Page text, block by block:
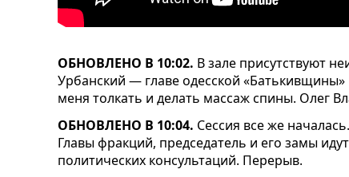
ОБНОВЛЕНО В 10:02. В зале присутствуют
Урбанский — главе одесской
меня толкать и делать массаж спины. Олег
ОБНОВЛЕНО В 10:04. Сессия все же
Главы фракций, председатель и его замы
политических консультаций. Перерыв.